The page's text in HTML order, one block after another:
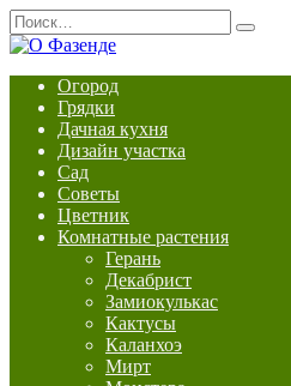
Перейти
к
содержанию
Search
for:
Огород
Грядки
Дачная кухня
Дизайн участка
Сад
Советы
Цветник
Комнатные растения
Герань
Декабрист
Замиокулькас
Кактусы
Каланхоэ
Мирт